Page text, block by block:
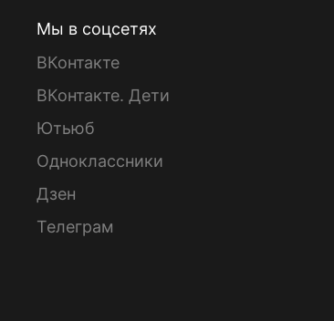
Мы в соцсетях
ВКонтакте
ВКонтакте. Дети
Ютьюб
Одноклассники
Дзен
Телеграм